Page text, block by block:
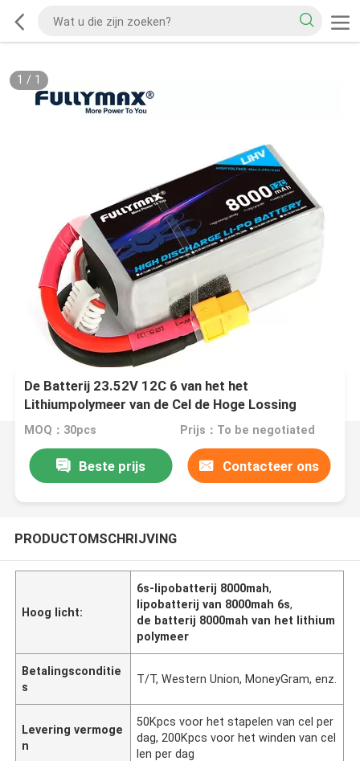
1 / 1
De Batterij 23.52V 12C 6 van het het
Lithiumpolymeer van de Cel de Hoge Lossing
Batterij 8000mah van 6s 8000mah Lipo
MOQ：30pcs Prijs：To be negotiated
Beste prijs Contacteer ons
PRODUCTOMSCHRIJVING
Hoog licht:
6s-lipobatterij 8000mah,
lipobatterij van 8000mah 6s,
de batterij 8000mah van het lithium
polymeer
Betalingsconditie
s
T/T, Western Union, MoneyGram, enz.
Levering vermoge
n
50Kpcs voor het stapelen van cel per
dag, 200Kpcs voor het winden van cel
len per dag